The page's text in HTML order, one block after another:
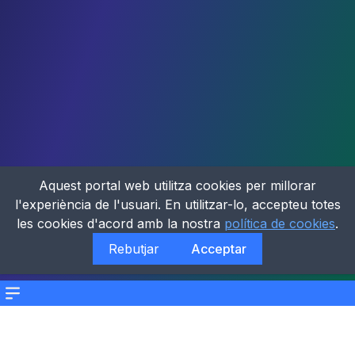
Menu
Aquest portal web utilitza cookies per millorar
l'experiència de l'usuari. En utilitzar-lo, accepteu totes
les cookies d'acord amb la nostra política de cookies.
Rebutjar
Acceptar